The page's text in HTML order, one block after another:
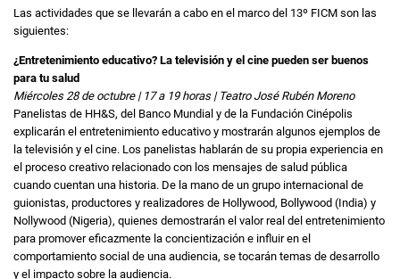
Las actividades que se llevarán a cabo en el marco del 13º FICM son las
siguientes:
¿Entretenimiento educativo? La televisión y el cine pueden ser buenos
para tu salud
Miércoles 28 de octubre | 17 a 19 horas | Teatro José Rubén Moreno
Panelistas de HH&S, del Banco Mundial y de la Fundación Cinépolis
explicarán el entretenimiento educativo y mostrarán algunos ejemplos de
la televisión y el cine. Los panelistas hablarán de su propia experiencia en
el proceso creativo relacionado con los mensajes de salud pública
cuando cuentan una historia. De la mano de un grupo internacional de
guionistas, productores y realizadores de Hollywood, Bollywood (India) y
Nollywood (Nigeria), quienes demostrarán el valor real del entretenimiento
para promover eficazmente la concientización e influir en el
comportamiento social de una audiencia, se tocarán temas de desarrollo
y el impacto sobre la audiencia.